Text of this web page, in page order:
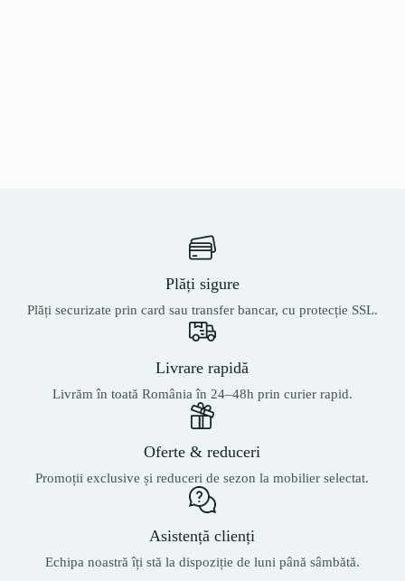
Plăți sigure
Plăți securizate prin card sau transfer bancar, cu protecție SSL.
Livrare rapidă
Livrăm în toată România în 24–48h prin curier rapid.
Oferte & reduceri
Promoții exclusive și reduceri de sezon la mobilier selectat.
Asistență clienți
Echipa noastră îți stă la dispoziție de luni până sâmbătă.